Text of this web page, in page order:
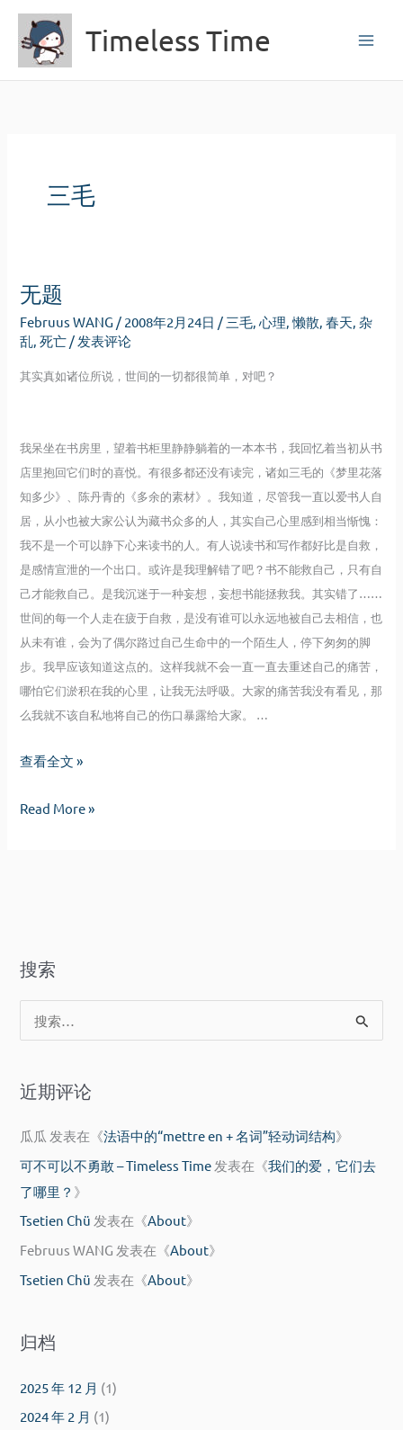
容
Timeless Time
三毛
无题
Februus WANG / 2008年2月24日 / 三毛 ,心理 ,懒散 ,春天 ,杂
乱 ,死亡 / 发表评论
其实真如诸位所说，世间的一切都很简单，对吧？
我呆坐在书房里，望着书柜里静静躺着的一本本书，我回忆着当初从书
店里抱回它们时的喜悦。有很多都还没有读完，诸如三毛的《梦里花落
知多少》、陈丹青的《多余的素材》。我知道，尽管我一直以爱书人自
居，从小也被大家公认为藏书众多的人，其实自己心里感到相当惭愧：
我不是一个可以静下心来读书的人。有人说读书和写作都好比是自救，
是感情宣泄的一个出口。或许是我理解错了吧？书不能救自己，只有自
己才能救自己。是我沉迷于一种妄想，妄想书能拯救我。其实错了……
世间的每一个人走在疲于自救，是没有谁可以永远地被自己去相信，也
从未有谁，会为了偶尔路过自己生命中的一个陌生人，停下匆匆的脚
步。我早应该知道这点的。这样我就不会一直一直去重述自己的痛苦，
哪怕它们淤积在我的心里，让我无法呼吸。大家的痛苦我没有看见，那
么我就不该自私地将自己的伤口暴露给大家。 …
无
查看全文 »
无
Read More »
搜索
索
近期评论
瓜瓜 发表在《法语中的“mettre en + 名词”轻动词结构》
可不可以不勇敢 – Timeless Time 发表在《我们的爱，它们去
了哪里？ 》
Tsetien Chü 发表在《About》
Februus WANG 发表在《About》
Tsetien Chü 发表在《About》
归档
2025 年 12 月 (1)
2024 年 2 月 (1)